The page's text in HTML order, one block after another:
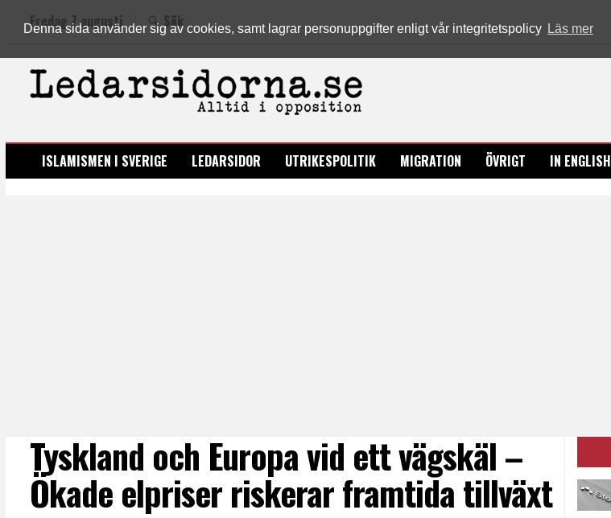
Denna sida använder sig av cookies, samt lagrar personuppgifter enligt vår integritetspolicy Läs mer
Fredag 7 augusti Sök
LEDARSIDORNA.SE
ISLAMISMEN I SVERIGE LEDARSIDOR UTRIKESPOLITIK MIGRATION ÖVRIGT IN ENGLISH
Tyskland och Europa vid ett vägskäl –
Ökade elpriser riskerar framtida tillväxt